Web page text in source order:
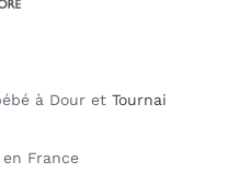
à Dour et Tournai
France